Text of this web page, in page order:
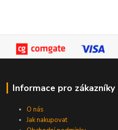
Informace pro zákazníky
O nás
Jak nakupovat